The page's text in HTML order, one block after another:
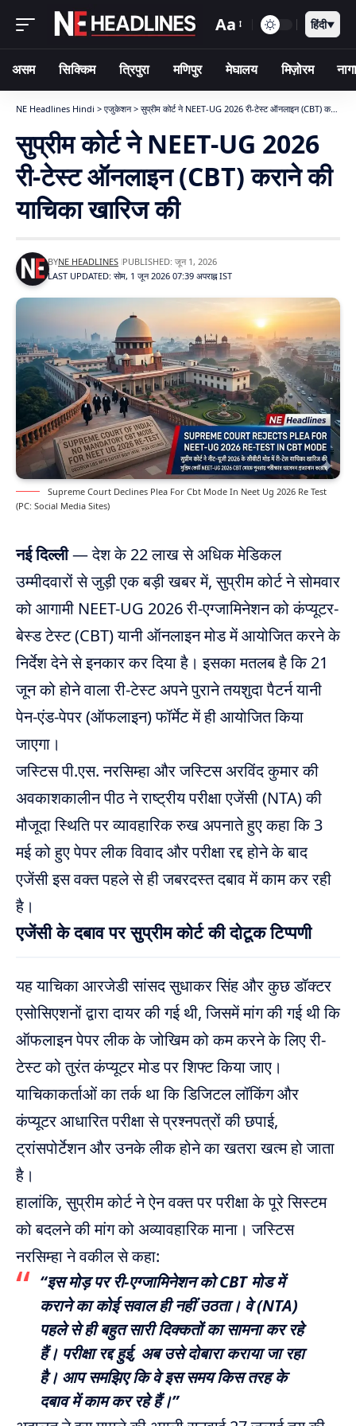
Aa हिंदी▼
असम सिक्किम त्रिपुरा मणिपुर मेघालय मिज़ोरम
NE Headlines Hindi > एजुकेशन> सुप्रीम कोर्ट ने NEET-UG 2026 री-टेस्ट ऑनलाइन (CBT) कराने की याचिका खारिज की
सुप्रीम कोर्ट ने NEET-UG 2026
री-टेस्ट ऑनलाइन (CBT) कराने की
याचिका खारिज की
LAST UPDATED: सोम, 1 जून 2026 07:39 अपराह्न IST
BYNE HEADLINES PUBLISHED: जून 1, 2026
Supreme Court Declines Plea For Cbt Mode In Neet Ug 2026 Re Test
(PC: Social Media Sites)
नई दिल्ली— देश के 22 लाख से अधिक मेडिकल
उम्मीदवारों से जुड़ी एक बड़ी खबर में, सुप्रीम कोर्ट ने सोमवार
को आगामी NEET-UG 2026 री-एग्जामिनेशन को कंप्यूटर-
बेस्ड टेस्ट (CBT) यानी ऑनलाइन मोड में आयोजित करने के
निर्देश देने से इनकार कर दिया है। इसका मतलब है कि 21
जून को होने वाला री-टेस्ट अपने पुराने तयशुदा पैटर्न यानी
पेन-एंड-पेपर (ऑफलाइन) फॉर्मेट में ही आयोजित किया
जाएगा।
जस्टिस पी.एस. नरसिम्हा और जस्टिस अरविंद कुमार की
अवकाशकालीन पीठ ने राष्ट्रीय परीक्षा एजेंसी (NTA) की
मौजूदा स्थिति पर व्यावहारिक रुख अपनाते हुए कहा कि 3
मई को हुए पेपर लीक विवाद और परीक्षा रद्द होने के बाद
एजेंसी इस वक्त पहले से ही जबरदस्त दबाव में काम कर रही
है।
एजेंसी के दबाव पर सुप्रीम कोर्ट की दोटूक टिप्पणी
यह याचिका आरजेडी सांसद सुधाकर सिंह और कुछ डॉक्टर
एसोसिएशनों द्वारा दायर की गई थी, जिसमें मांग की गई थी कि
ऑफलाइन पेपर लीक के जोखिम को कम करने के लिए री-
टेस्ट को तुरंत कंप्यूटर मोड पर शिफ्ट किया जाए।
याचिकाकर्ताओं का तर्क था कि डिजिटल लॉकिंग और
कंप्यूटर आधारित परीक्षा से प्रश्नपत्रों की छपाई,
ट्रांसपोर्टेशन और उनके लीक होने का खतरा खत्म हो जाता
है।
हालांकि, सुप्रीम कोर्ट ने ऐन वक्त पर परीक्षा के पूरे सिस्टम
को बदलने की मांग को अव्यावहारिक माना। जस्टिस
नरसिम्हा ने वकील से कहा:
“इस मोड़ पर री-एग्जामिनेशन को CBT मोड में
कराने का कोई सवाल ही नहीं उठता। वे (NTA)
पहले से ही बहुत सारी दिक्कतों का सामना कर रहे
हैं। परीक्षा रद्द हुई, अब उसे दोबारा कराया जा रहा
है। आप समझिए कि वे इस समय किस तरह के
दबाव में काम कर रहे हैं।”